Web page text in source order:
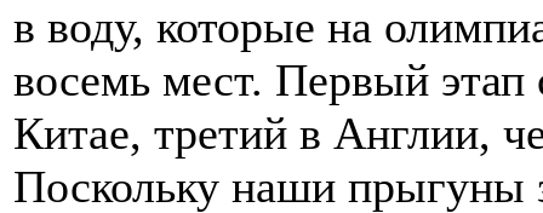
в воду, которые на
восемь мест. Первый этап
Китае, третий в Англии,
Поскольку наши прыгуны